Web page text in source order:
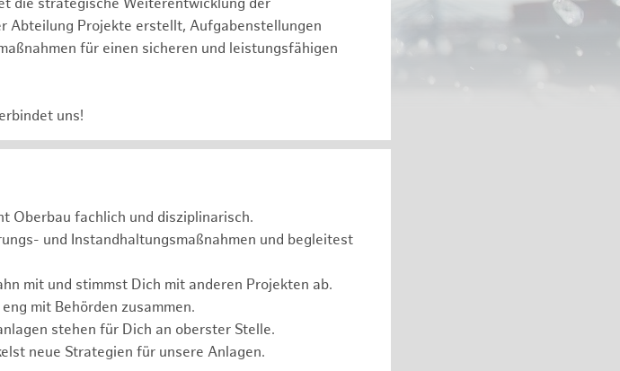
die strategische Weiterentwicklung der
Abteilung Projekte erstellt, Aufgabenstellungen
für einen sicheren und leistungsfähigen
uns!
Oberbau fachlich und disziplinarisch.
und Instandhaltungsmaßnahmen und begleitest
mit und stimmst Dich mit anderen Projekten ab.
mit Behörden zusammen.
stehen für Dich an oberster Stelle.
neue Strategien für unsere Anlagen.